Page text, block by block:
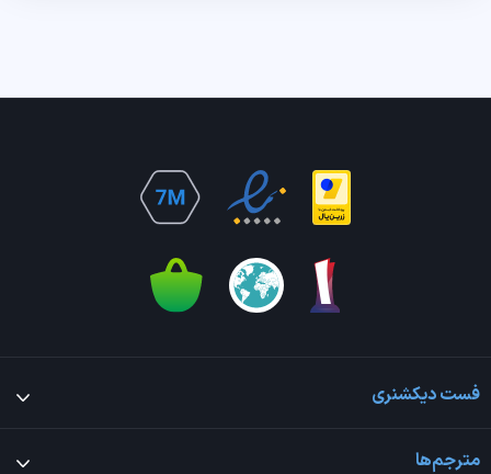
فست دیکشنری
مترجم‌ها